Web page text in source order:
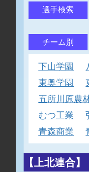
選手検索
チーム別
下山学園
東奥学園
五所川原農
むつ工業
青森商業
【上北連合】